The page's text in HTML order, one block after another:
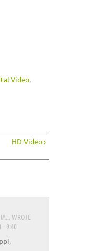
Video
HD-Video ›
WROTE
- 9:40